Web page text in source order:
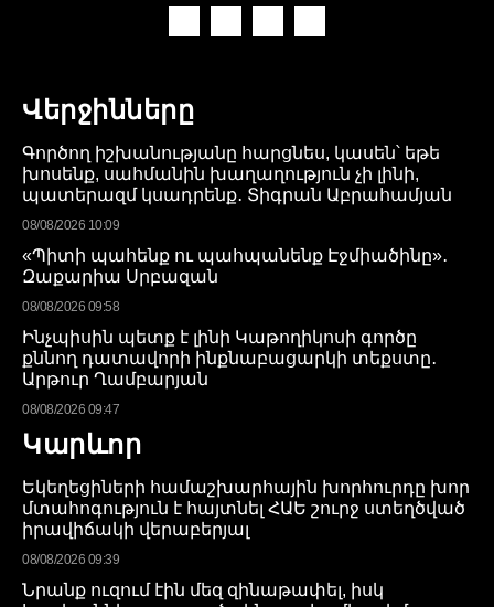
Վերջինները
Գործող իշխանությանը հարցնես, կասեն՝ եթե
խոսենք, սահմանին խաղաղություն չի լինի,
պատերազմ կսադրենք․ Տիգրան Աբրահամյան
08/08/2026 10:09
«Պիտի պահենք ու պահպանենք Էջմիածինը»․
Զաքարիա Սրբազան
08/08/2026 09:58
Ինչպիսին պետք է լինի Կաթողիկոսի գործը
քննող դատավորի ինքնաբացարկի տեքստը․
Արթուր Ղամբարյան
08/08/2026 09:47
Կարևոր
Եկեղեցիների համաշխարհային խորհուրդը խոր
մտահոգություն է հայտնել ՀԱԵ շուրջ ստեղծված
իրավիճակի վերաբերյալ
08/08/2026 09:39
Նրանք ուզում էին մեզ զինաթափել, իսկ